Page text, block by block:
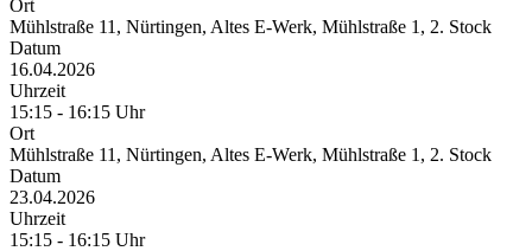
Ort
Mühlstraße 11, Nürtingen, Altes E-Werk, Mühlstraße 1, 2. Stock
Datum
16.04.2026
Uhrzeit
15:15 - 16:15 Uhr
Ort
Mühlstraße 11, Nürtingen, Altes E-Werk, Mühlstraße 1, 2. Stock
Datum
23.04.2026
Uhrzeit
15:15 - 16:15 Uhr